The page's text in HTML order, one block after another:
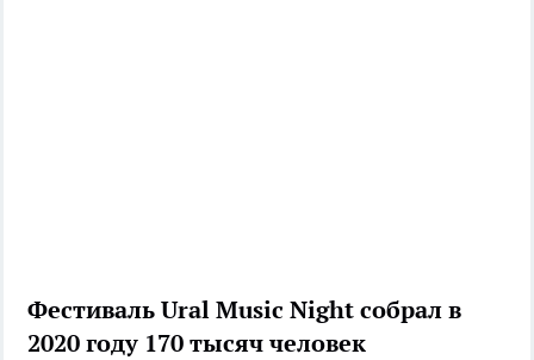
Фестиваль Ural Music Night собрал в
2020 году 170 тысяч человек